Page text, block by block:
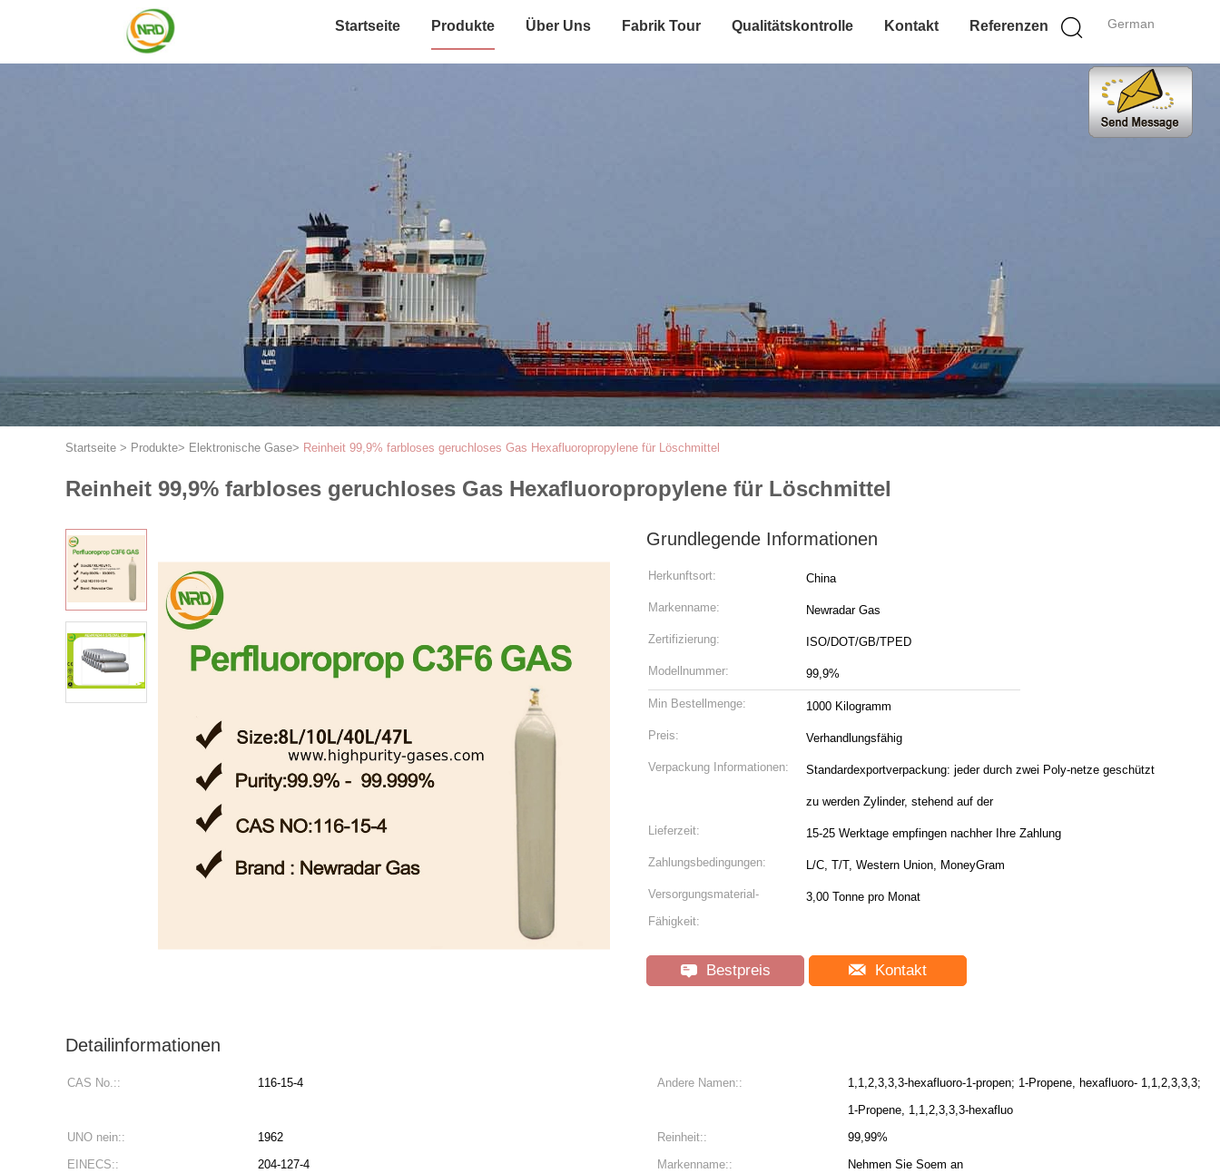
German
Startseite Produkte Über Uns Fabrik Tour Qualitätskontrolle Kontakt Referenzen
Startseite > Produkte> Elektronische Gase> Reinheit 99,9% farbloses geruchloses Gas Hexafluoropropylene für Löschmittel
Reinheit 99,9% farbloses geruchloses Gas Hexafluoropropylene für Löschmittel
Grundlegende Informationen
Herkunftsort: China
Markenname: Newradar Gas
Zertifizierung: ISO/DOT/GB/TPED
Modellnummer: 99,9%
Min Bestellmenge: 1000 Kilogramm
Preis: Verhandlungsfähig
Verpackung Informationen: Standardexportverpackung: jeder durch zwei Poly-netze geschützt
zu werden Zylinder, stehend auf der
Lieferzeit: 15-25 Werktage empfingen nachher Ihre Zahlung
Zahlungsbedingungen: L/C, T/T, Western Union, MoneyGram
Versorgungsmaterial-
Fähigkeit:
3,00 Tonne pro Monat
Bestpreis Kontakt
Detailinformationen
CAS No.:: 116-15-4 Andere Namen::
1,1,2,3,3,3-hexafluoro-1-propen; 1-Propene, hexafluoro- 1,1,2,3,3,3;
1-Propene, 1,1,2,3,3,3-hexafluo
UNO nein::
1962 Reinheit::
99,99%
EINECS::
204-127-4 Markenname::
Nehmen Sie Soem an